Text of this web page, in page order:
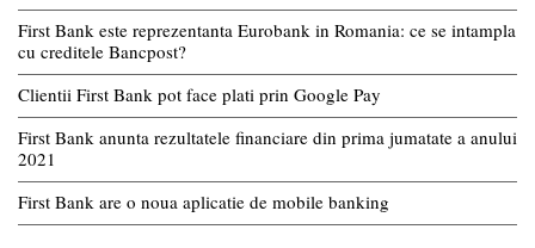
First Bank este reprezentanta Eurobank in Romania: ce se intampla
cu creditele Bancpost?
Clientii First Bank pot face plati prin Google Pay
First Bank anunta rezultatele financiare din prima jumatate a anului
2021
First Bank are o noua aplicatie de mobile banking